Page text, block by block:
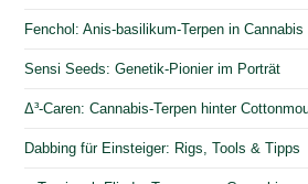
Fenchol: Anis-basilikum-Terpen in Cannabis
Sensi Seeds: Genetik-Pionier im Porträt
Δ³-Caren: Cannabis-Terpen hinter
Dabbing für Einsteiger: Rigs, Tools & Tipps